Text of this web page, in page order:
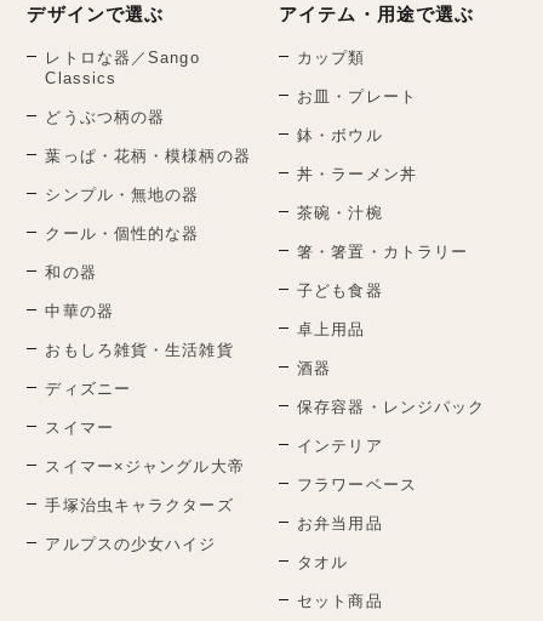
デザインで選ぶ
レトロな器／Sango
Classics
どうぶつ柄の器
葉っぱ・花柄・模様柄の器
シンプル・無地の器
クール・個性的な器
和の器
中華の器
おもしろ雑貨・生活雑貨
ディズニー
スイマー
スイマー×ジャングル大帝
手塚治虫キャラクターズ
アルプスの少女ハイジ
アイテム・用途で選ぶ
カップ類
お皿・プレート
鉢・ボウル
丼・ラーメン丼
茶碗・汁椀
箸・箸置・カトラリー
子ども食器
卓上用品
酒器
保存容器・レンジパック
インテリア
フラワーベース
お弁当用品
タオル
セット商品